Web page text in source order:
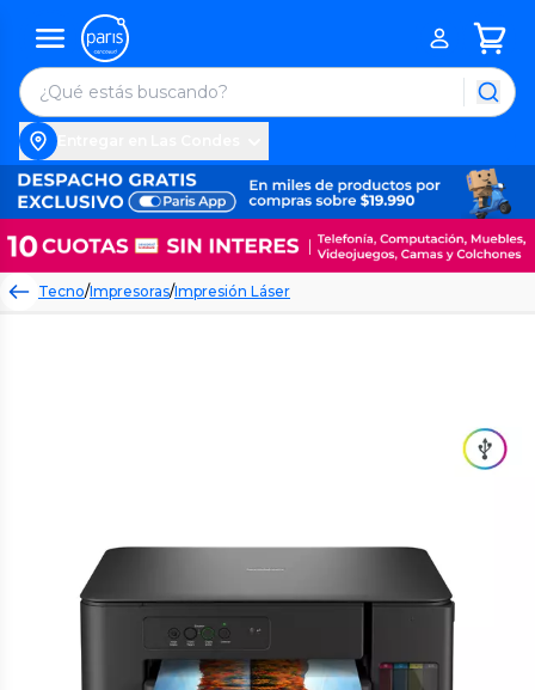
Tecno/Impresoras/Impresión Láser